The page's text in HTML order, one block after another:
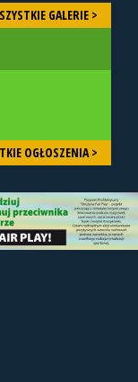
GALERIE >
OGŁOSZENIA >